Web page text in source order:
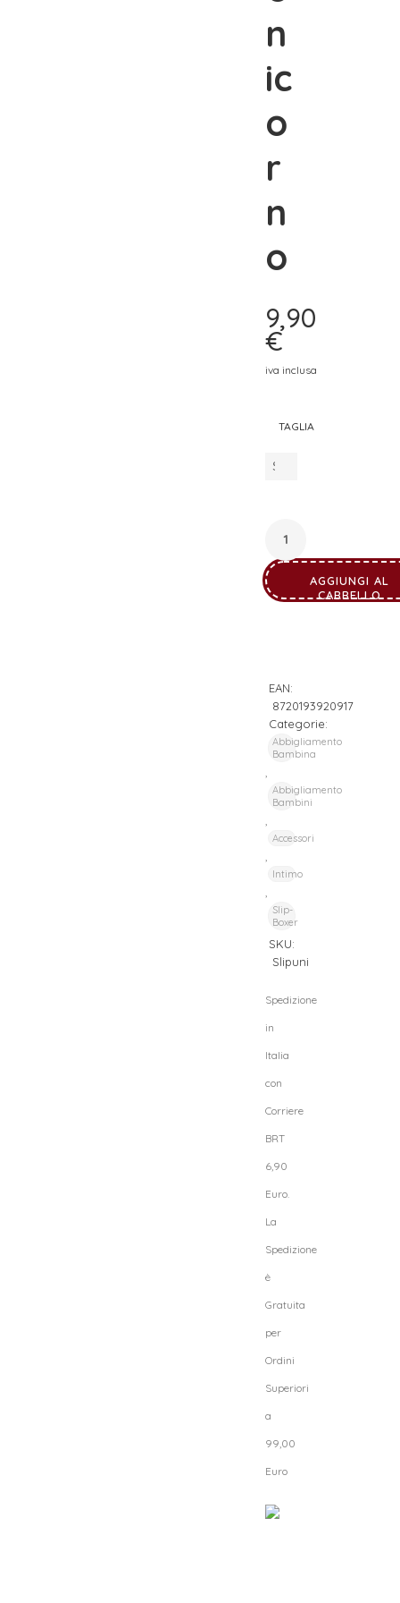
n
ic
o
r
n
o
9,90
€
iva inclusa
TAGLIA
AGGIUNGI AL
CARRELLO
EAN:
8720193920917
Categorie:
Abbigliamento
Bambina
Abbigliamento
Bambini
Accessori
Intimo
Slip-
Boxer
SKU:
Slipuni
Spedizione
in
Italia
con
Corriere
BRT
6,90
Euro.
La
Spedizione
è
Gratuita
per
Ordini
Superiori
a
99,00
Euro